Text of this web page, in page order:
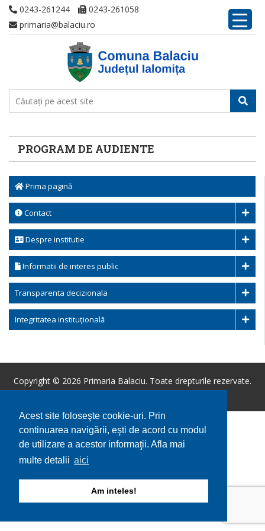
Acest site foloseşte cookie-uri. Prin
continuarea navigării, eşti de acord cu modul
de utilizare a acestor informaţii. Afla mai
multe detalii aici
Am inteles!
0243-261244
0243-261058
primaria@balaciu.ro
PROGRAM DE AUDIENTE
Prima pagină
Contact
Despre institutie
Informatii de interes public
Transparenta decizionala
Integritatea instituțională
Copyright © 2026 Primaria Balaciu. Toate drepturile rezervate.
Utilizare cookie-uri
GDPR